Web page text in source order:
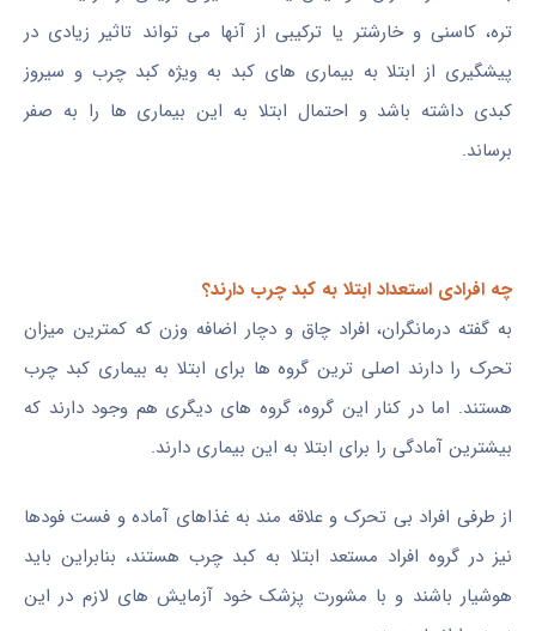
تره، کاسنی و خارشتر یا ترکیبی از آنها می تواند تاثیر زیادی در
پیشگیری از ابتلا به بیماری های کبد به ویژه کبد چرب و سیروز
کبدی داشته باشد و احتمال ابتلا به این بیماری ها را به صفر
برساند.
چه افرادی استعداد ابتلا به کبد چرب دارند؟
به گفته درمانگران، افراد چاق و دچار اضافه وزن که کمترین میزان
تحرک را دارند اصلی ترین گروه ها برای ابتلا به بیماری کبد چرب
هستند. اما در کنار این گروه، گروه های دیگری هم وجود دارند که
بیشترین آمادگی را برای ابتلا به این بیماری دارند.
از طرفی افراد بی تحرک و علاقه مند به غذاهای آماده و فست فودها
نیز در گروه افراد مستعد ابتلا به کبد چرب هستند، بنابراین باید
هوشیار باشند و با مشورت پزشک خود آزمایش های لازم در این